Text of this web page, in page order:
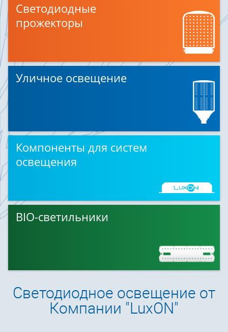
Светодиодные
прожекторы
Уличное освещение
Компоненты для систем
освещения
BIO-светильники
Светодиодное освещение от
Компании "LuxON"